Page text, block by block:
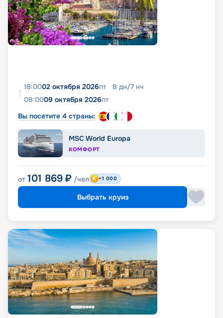
18:0002 октября 2026пт 8 дн/7 нч
08:0009 октября 2026пт
Вы посетите 4 страны:
MSC World Europa
КОМФОРТ
от 101 869 ₽ /чел +1 000
Выбрать круиз